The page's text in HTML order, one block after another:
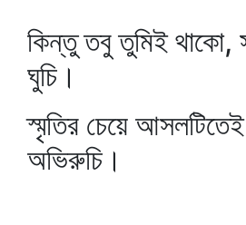
কিন্তু তবু তুমিই থাকো,
ঘুচি।
স্মৃতির চেয়ে
অভিরুচি।